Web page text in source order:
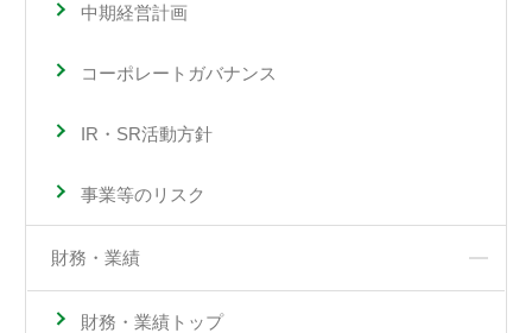
中期経営計画
コーポレートガバナンス
IR・SR活動方針
事業等のリスク
財務・業績
財務・業績トップ